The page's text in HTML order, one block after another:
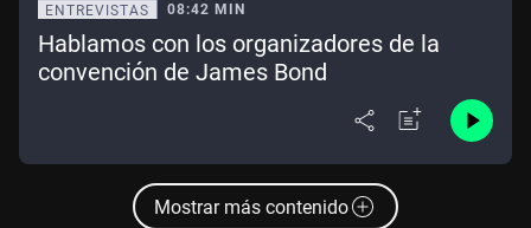
ENTREVISTAS 08:42 MIN
Hablamos con los organizadores de la
convención de James Bond
Mostrar más contenido